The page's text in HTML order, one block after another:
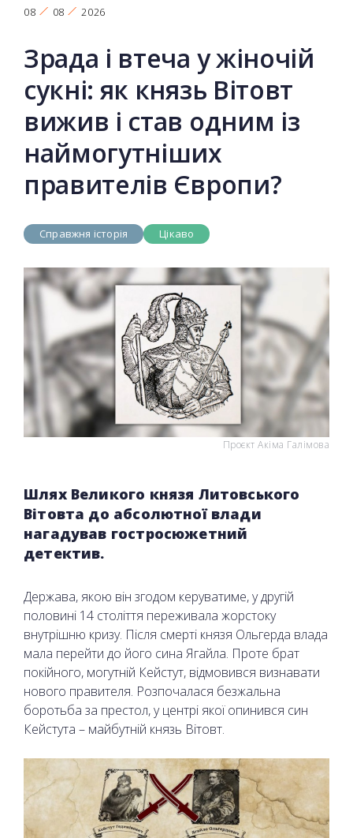
08 08 2026
Зрада і втеча у жіночій
сукні: як князь Вітовт
вижив і став одним із
наймогутніших
правителів Європи?
Справжня історія Цікаво
Проєкт Акіма Галімова
Шлях Великого князя Литовського
Вітовта до абсолютної влади
нагадував гостросюжетний
детектив.
Держава, якою він згодом керуватиме, у другій
половині 14 століття переживала жорстоку
внутрішню кризу. Після смерті князя Ольгерда влада
мала перейти до його сина Ягайла. Проте брат
покійного, могутній Кейстут, відмовився визнавати
нового правителя. Розпочалася безжальна
боротьба за престол, у центрі якої опинився син
Кейстута – майбутній князь Вітовт.